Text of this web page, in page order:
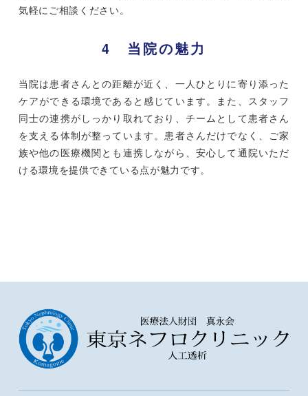
気軽にご相談ください。
4 当院の魅力
当院は患者さんとの距離が近く、一人ひとりに寄り添った
ケアができる環境であると感じています。また、スタッフ
同士の連携がしっかり取れており、チームとして患者さん
を支える体制が整っています。患者さんだけでなく、ご家
族や他の医療機関とも連携しながら、安心して通院いただ
ける環境を提供できている点が魅力です。